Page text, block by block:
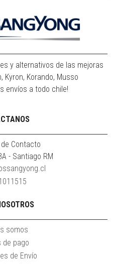
y alternativos de las mejoras
Korando, Musso
envíos a todo chile!
Contacto
- Santiago RM
somos
de pago
de Envío